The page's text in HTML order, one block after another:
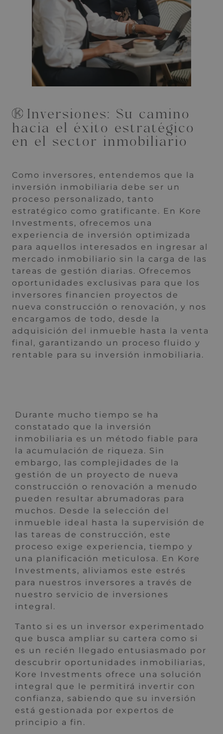
Inversiones: Su camino
hacia el éxito estratégico
en el sector inmobiliario
Como inversores, entendemos que la
inversión inmobiliaria debe ser un
proceso personalizado, tanto
estratégico como gratificante. En Kore
Investments, ofrecemos una
experiencia de inversión optimizada
para aquellos interesados en ingresar al
mercado inmobiliario sin la carga de las
tareas de gestión diarias. Ofrecemos
oportunidades exclusivas para que los
inversores financien proyectos de
nueva construcción o renovación, y nos
encargamos de todo, desde la
adquisición del inmueble hasta la venta
final, garantizando un proceso fluido y
rentable para su inversión inmobiliaria.
Durante mucho tiempo se ha
constatado que la inversión
inmobiliaria es un método fiable para
la acumulación de riqueza. Sin
embargo, las complejidades de la
gestión de un proyecto de nueva
construcción o renovación a menudo
pueden resultar abrumadoras para
muchos. Desde la selección del
inmueble ideal hasta la supervisión de
las tareas de construcción, este
proceso exige experiencia, tiempo y
una planificación meticulosa. En Kore
Investments, aliviamos este estrés
para nuestros inversores a través de
nuestro servicio de inversiones
integral.
Tanto si es un inversor experimentado
que busca ampliar su cartera como si
es un recién llegado entusiasmado por
descubrir oportunidades inmobiliarias,
Kore Investments ofrece una solución
integral que le permitirá invertir con
confianza, sabiendo que su inversión
está gestionada por expertos de
principio a fin.